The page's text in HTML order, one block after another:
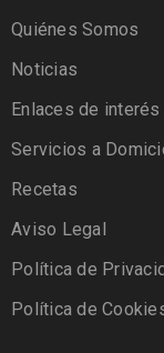
Quiénes Somos
Noticias
Enlaces de interés
Servicios a
Recetas
Aviso Legal
Política de
Política de